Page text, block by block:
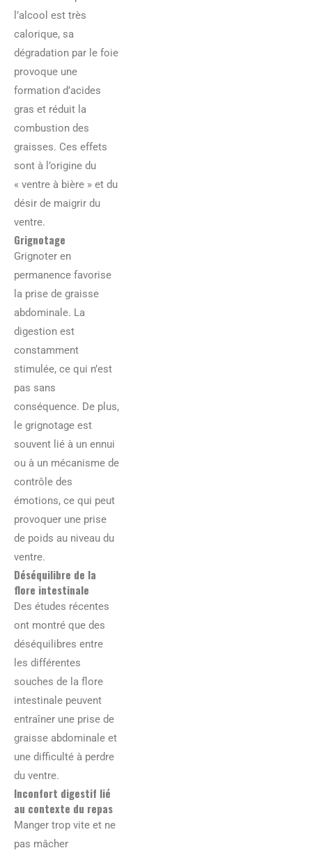
l’alcool est très
calorique, sa
dégradation par le foie
provoque une
formation d’acides
gras et réduit la
combustion des
graisses. Ces effets
sont à l’origine du
« ventre à bière » et du
désir de maigrir du
ventre.
Grignotage
Grignoter en
permanence favorise
la prise de graisse
abdominale. La
digestion est
constamment
stimulée, ce qui n’est
pas sans
conséquence. De plus,
le grignotage est
souvent lié à un ennui
ou à un mécanisme de
contrôle des
émotions, ce qui peut
provoquer une prise
de poids au niveau du
ventre.
Déséquilibre de la
flore intestinale
Des études récentes
ont montré que des
déséquilibres entre
les différentes
souches de la flore
intestinale peuvent
entraîner une prise de
graisse abdominale et
une difficulté à perdre
du ventre.
Inconfort digestif lié
au contexte du repas
Manger trop vite et ne
pas mâcher